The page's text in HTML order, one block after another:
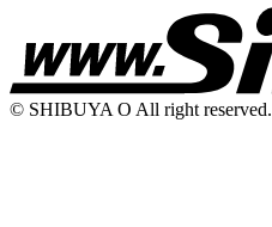
© SHIBUYA O All right reserved.